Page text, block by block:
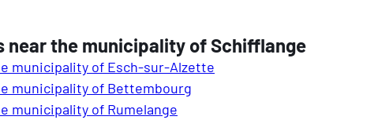
near the municipality of Schifflange
municipality of Esch-sur-Alzette
municipality of Bettembourg
municipality of Rumelange